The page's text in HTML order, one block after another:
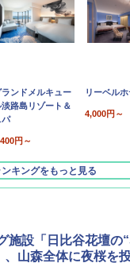
ランドメルキュー
淡路島リゾート＆
パ
円～
リーベル
4,000円～
ンキングをもっと見る
施設「日比谷花壇の
、山森全体に夜桜を